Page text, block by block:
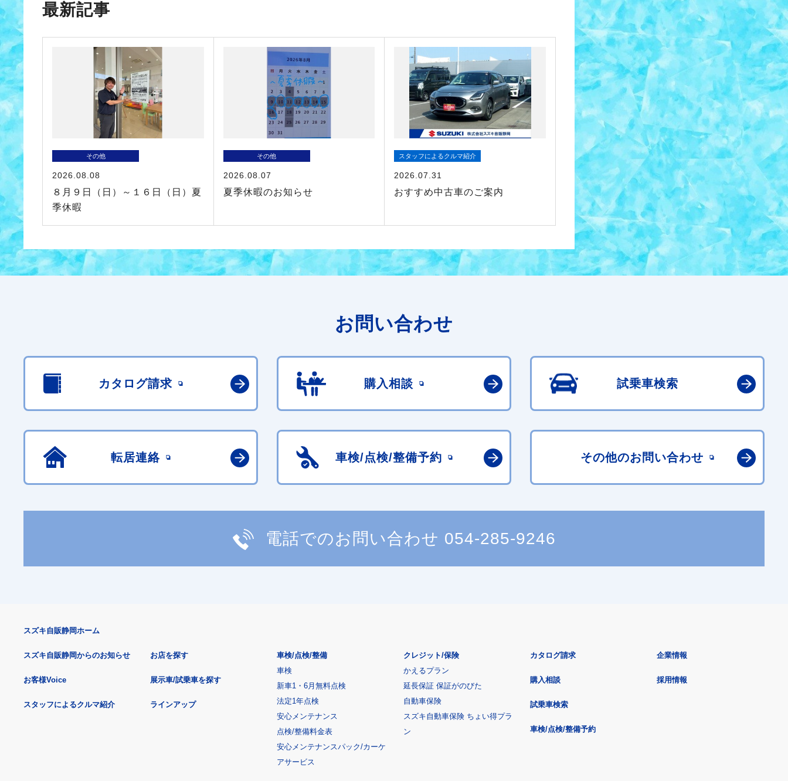
最新記事
その他
2026.08.08
８月９日（日）～１６日（日）夏
季休暇
その他
2026.08.07
夏季休暇のお知らせ
スタッフによるクルマ紹介
2026.07.31
おすすめ中古車のご案内
お問い合わせ
カタログ請求 購入相談 試乗車検索
転居連絡 車検/点検/整備予約 その他のお問い合わせ
電話でのお問い合わせ 054-285-9246
スズキ自販静岡ホーム
スズキ自販静岡からのお知らせ
お客様Voice
スタッフによるクルマ紹介
お店を探す
展示車/試乗車を探す
ラインアップ
車検/点検/整備
車検
新車1・6月無料点検
法定1年点検
安心メンテナンス
点検/整備料金表
安心メンテナンスパック/カーケ
アサービス
クレジット/保険
かえるプラン
延長保証 保証がのびた
自動車保険
スズキ自動車保険 ちょい得プラ
ン
カタログ請求
購入相談
試乗車検索
車検/点検/整備予約
企業情報
採用情報